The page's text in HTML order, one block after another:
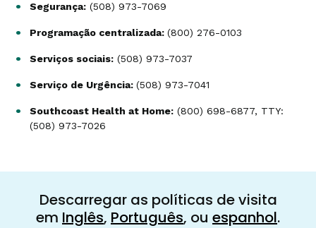
Segurança: (508) 973-7069
Programação centralizada: (800) 276-0103
Serviços sociais: (508) 973-7037
Serviço de Urgência: (508) 973-7041
Southcoast Health at Home: (800) 698-6877, TTY:
(508) 973-7026
Descarregar as políticas de visita
em Inglês, Português, ou espanhol.